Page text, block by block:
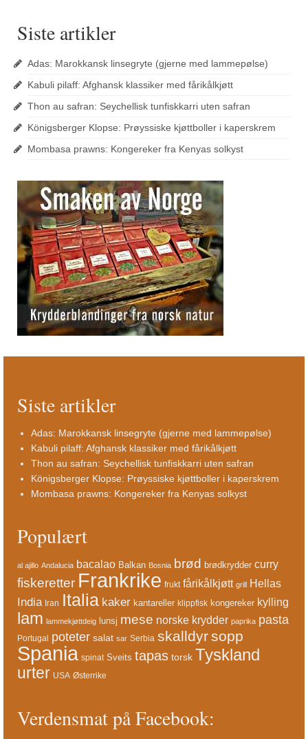
Siste artikler
Adas: Marokkansk linsegryte (gjerne med lammepølse)
Kabuli pilaff: Afghansk klassiker med fårikålkjøtt
Thon au safran: Seychellisk tunfiskkarri uten safran
Königsberger Klopse: Prøyssiske kjøttboller i kaperskrem
Mombasa prawns: Kongereker fra Kenyas solkyst
Siste artikler
Adas: Marokkansk linsegryte (gjerne med lammepølse)
Kabuli pilaff: Afghansk klassiker med fårikålkjøtt
Thon au safran: Seychellisk tunfiskkarri uten safran
Königsberger Klopse: Prøyssiske kjøttboller i kaperskrem
Mombasa prawns: Kongereker fra Kenyas solkyst
Populært
al ajillo Andalucia bacalao Balkan Bosnia brød brødkrydder curry
fiskeretter Frankrike frukt fårikålkjøtt grill Hellas
India Iran Italia kaker kantareller klippfisk kongereker kylling
lam lammekjøttdeig lunsj mese norske krydder paprika pasta
Portugal poteter salat sar Serbia skalldyrsopp
Spania spinat Sveits tapas torsk Tyskland
urter USA Østerrike
Verdensmat på Facebook: